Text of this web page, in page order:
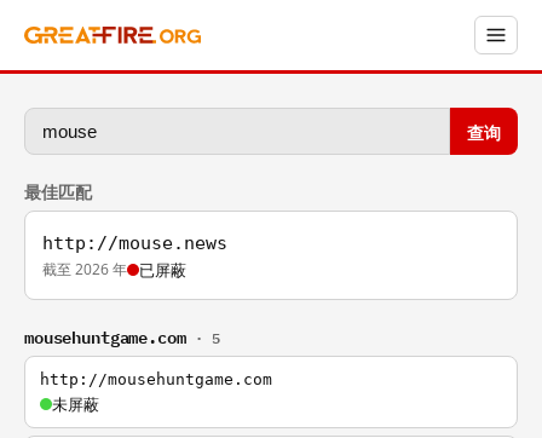
查询
最佳匹配
http://mouse.news
截至 2026 年 已屏蔽
mousehuntgame.com · 5
http://mousehuntgame.com
未屏蔽